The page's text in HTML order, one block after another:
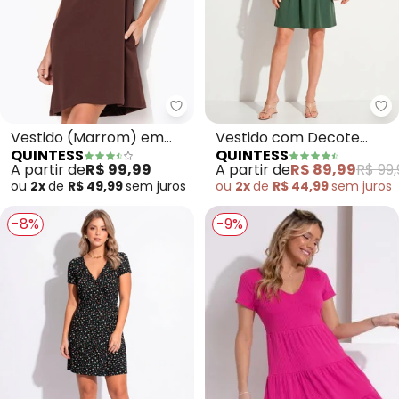
Quintess - Vestido (Marrom)
Vestido (Marrom) em
Moletinho
QUINTESS
A partir deR$ 99,99
ou 2xde R$ 49,99sem juros
Vestido com Decote
Transpassado (Verde
Militar)
QUINTESS
A partir deR$ 89,99R$
ou 2xde R$ 44,99sem juros
-8% -9%